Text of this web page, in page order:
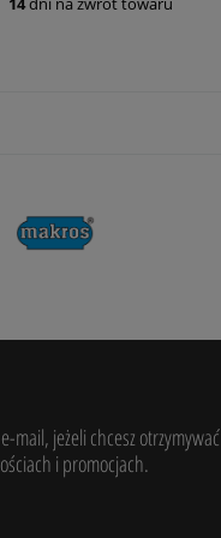
mail, jeżeli chcesz otrzymywać
i promocjach.